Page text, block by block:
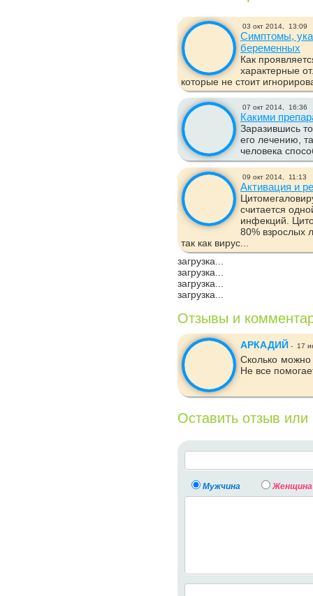
03 окт 2014, 13:09
Симптомы,
беременных
Как
характерные
которые не стоит
07 окт 2014, 16:36
Какими
Заразившись
его лечению,
человека
09 окт 2014, 11:13
Активация и
считается
инфекций.
80% взрослых
так как вирус...
загрузка...
загрузка...
загрузка...
загрузка...
Отзывы и
АРКАДИЙ - 17
Сколько можно
Не все
Оставить отзыв
Мужчина Женщина